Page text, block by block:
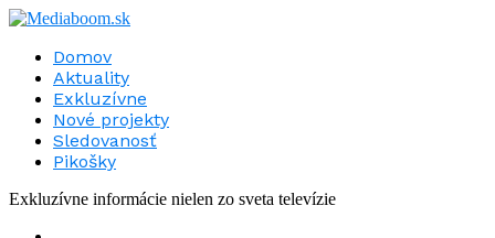
Domov
Aktuality
Exkluzívne
Nové projekty
Sledovanosť
Pikošky
Exkluzívne informácie nielen zo sveta televízie